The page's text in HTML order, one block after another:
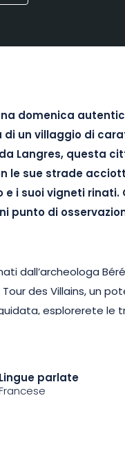
domenica
di un villaggio di
Langres, questa
le sue strade
e i suoi vigneti
punto di
dall’archeologa
des Villains, un
esplorerete le
era organizzato il
pratiche e la
possibile osservare i
del luogo.
Lingue parlate